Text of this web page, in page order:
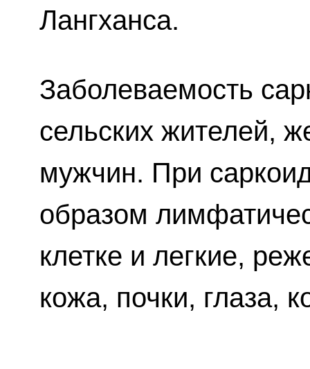
Лангханса.
Заболеваемость
сельских жителей,
мужчин. При
образом
клетке и легкие,
кожа, почки, глаза,